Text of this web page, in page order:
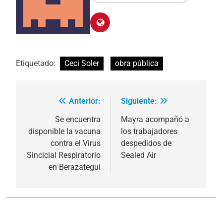
Etiquetado: Ceci Soler obra pública
Navegación
entradas
Anterior:
Se encuentra
disponible la vacuna
contra el Virus
Sincicial Respiratorio
en Berazategui
Siguiente:
Mayra acompañó a
los trabajadores
despedidos de
Sealed Air